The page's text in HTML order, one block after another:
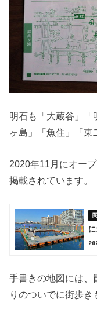
明石も「大蔵谷」「
ヶ島」「魚住」「東
2020年11月にオー
掲載されています。
手書きの地図には、
りのついでに街歩き